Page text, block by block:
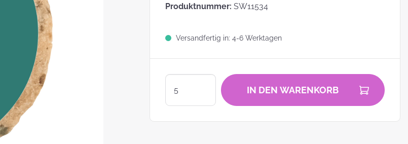
Sind Plätzchen
Leckere Werbegeschenke zu
KEKSTeig zum
Produktnummer: SW11534
Versandfertig in: 4-6 Werktagen
IN DEN WARENKORB